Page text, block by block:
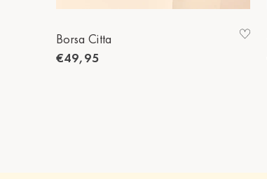
Borsa Citta
€49,95